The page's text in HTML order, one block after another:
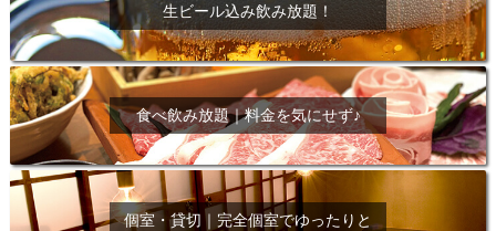
生ビール込み飲み放題！
食べ飲み放題｜料金を気にせず♪
個室・貸切｜完全個室でゆったりと